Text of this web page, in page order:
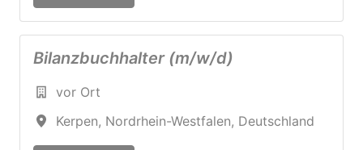
Bilanzbuchhalter (m/w/d)
vor Ort
Kerpen, Nordrhein-Westfalen, Deutschland